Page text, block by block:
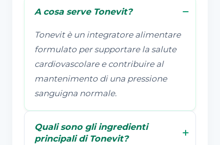
A cosa serve Tonevit?
Tonevit è un integratore alimentare
formulato per supportare la salute
cardiovascolare e contribuire al
mantenimento di una pressione
sanguigna normale.
Quali sono gli ingredienti
principali di Tonevit?